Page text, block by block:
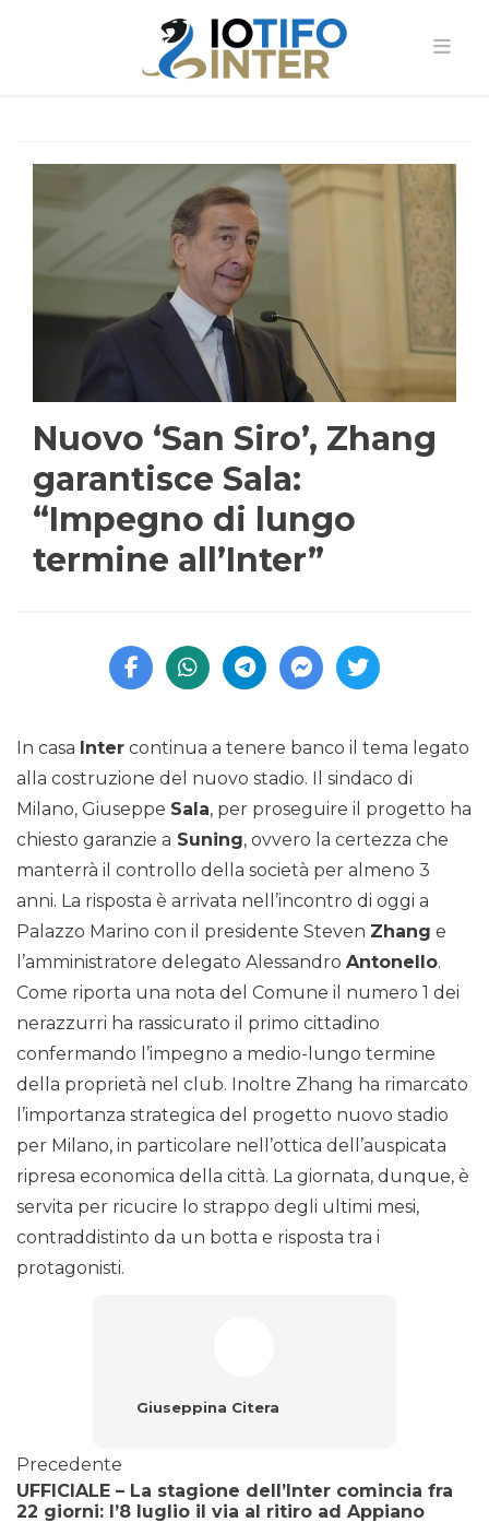
Nuovo ‘San Siro’, Zhang
garantisce Sala:
“Impegno di lungo
termine all’Inter”
In casa Inter continua a tenere banco il tema legato
alla costruzione del nuovo stadio. Il sindaco di
Milano, Giuseppe Sala, per proseguire il progetto ha
chiesto garanzie a Suning, ovvero la certezza che
manterrà il controllo della società per almeno 3
anni. La risposta è arrivata nell’incontro di oggi a
Palazzo Marino con il presidente Steven Zhang e
l’amministratore delegato Alessandro Antonello.
Come riporta una nota del Comune il numero 1 dei
nerazzurri ha rassicurato il primo cittadino
confermando l’impegno a medio-lungo termine
della proprietà nel club. Inoltre Zhang ha rimarcato
l’importanza strategica del progetto nuovo stadio
per Milano, in particolare nell’ottica dell’auspicata
ripresa economica della città. La giornata, dunque, è
servita per ricucire lo strappo degli ultimi mesi,
contraddistinto da un botta e risposta tra i
protagonisti.
Giuseppina Citera
Precedente
UFFICIALE – La stagione dell’Inter comincia fra
22 giorni: l’8 luglio il via al ritiro ad Appiano